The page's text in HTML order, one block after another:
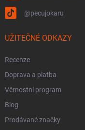
@pecujokaru
UŽITEČNÉ ODKAZY
Recenze
Doprava a platba
Věrnostní program
Blog
Prodávané značky